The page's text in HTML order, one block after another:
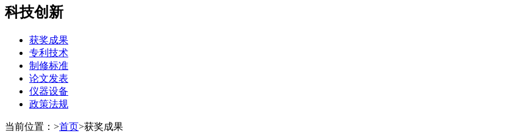
科技创新
获奖成果
专利技术
制修标准
论文发表
仪器设备
政策法规
当前位置： >首页>获奖成果